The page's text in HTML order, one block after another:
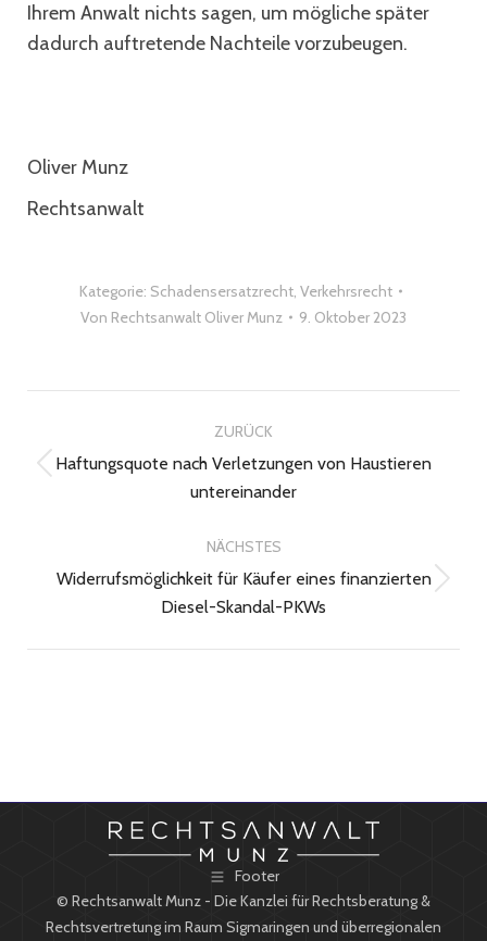
Ihrem Anwalt nichts sagen, um mögliche später
dadurch auftretende Nachteile vorzubeugen.
Oliver Munz
Rechtsanwalt
Kategorie: Schadensersatzrecht, Verkehrsrecht
Von Rechtsanwalt Oliver Munz 9. Oktober 2023
ZURÜCK
Vorheriger
Haftungsquote nach Verletzungen von Haustieren
untereinander
NÄCHSTES
Nächster
Widerrufsmöglichkeit für Käufer eines finanzierten
Diesel-Skandal-PKWs
Footer
© Rechtsanwalt Munz - Die Kanzlei für Rechtsberatung &
Rechtsvertretung im Raum Sigmaringen und überregionalen